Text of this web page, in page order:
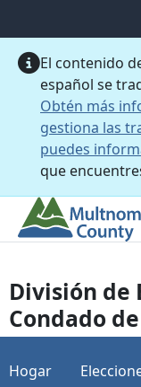
El contenido
español se
Obtén más
gestiona las
puedes
que
División de
Condado
Hogar